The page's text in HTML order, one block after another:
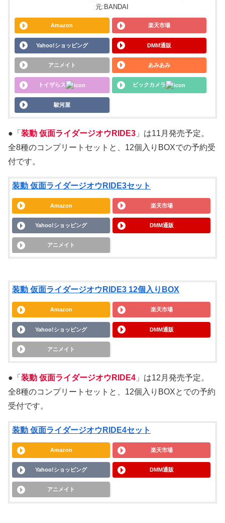
元:BANDAI
Amazon 楽天市場
Yahoo!ショッピング DMM通販
アニメイト あみあみ
トイザらス ビックカメラ
駿河屋
●「 装動 仮面ライダージオウRIDE3 」は11月発売予定。
全8種のコンプリートセットと、12個入りBOXでの予約受
付です。
装動 仮面ライダージオウRIDE3セット
Amazon 楽天市場
Yahoo!ショッピング DMM通販
アニメイト
装動 仮面ライダージオウRIDE3 12個入りBOX
Amazon 楽天市場
Yahoo!ショッピング DMM通販
アニメイト
●「 装動 仮面ライダージオウRIDE4 」は12月発売予定。
全8種のコンプリートセットと、12個入りBOXとでの予約
受付です。
装動 仮面ライダージオウRIDE4セット
Amazon 楽天市場
Yahoo!ショッピング DMM通販
アニメイト